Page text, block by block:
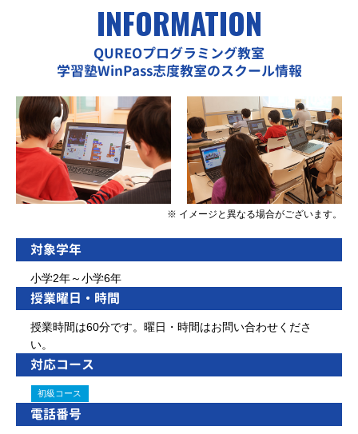
INFORMATION
QUREOプログラミング教室
学習塾WinPass志度教室のスクール情報
※ イメージと異なる場合がございます。
対象学年
小学2年～小学6年
授業曜日・時間
授業時間は60分です。曜日・時間はお問い合わせくださ
い。
対応コース
初級コース
電話番号